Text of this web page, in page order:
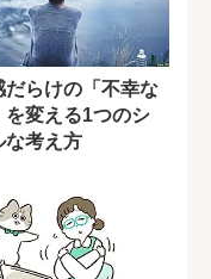
だらけの「不幸な
を変える1つのシ
な考え方